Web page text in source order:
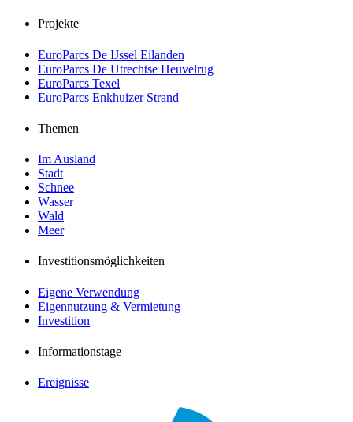
Projekte
EuroParcs De IJssel Eilanden
EuroParcs De Utrechtse Heuvelrug
EuroParcs Texel
EuroParcs Enkhuizer Strand
Themen
Im Ausland
Stadt
Schnee
Wasser
Wald
Meer
Investitionsmöglichkeiten
Eigene Verwendung
Eigennutzung & Vermietung
Investition
Informationstage
Ereignisse